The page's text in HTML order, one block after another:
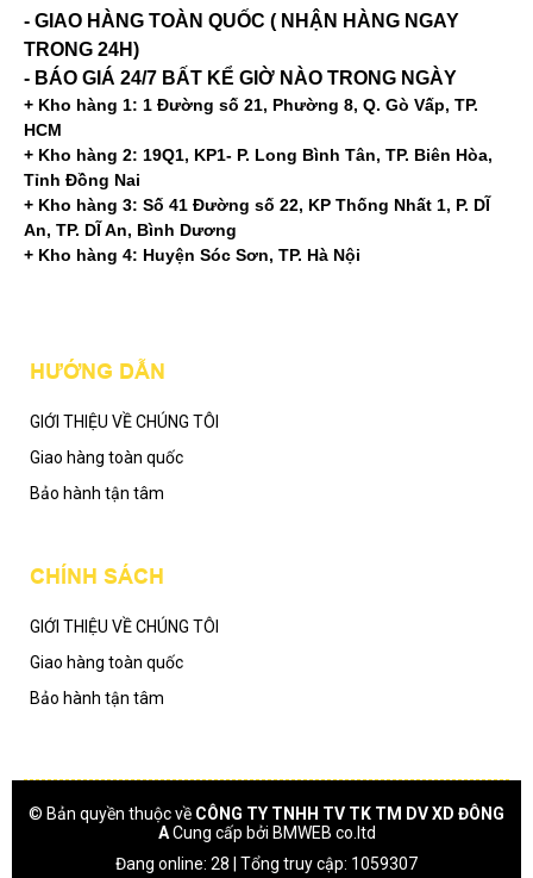
- GIAO HÀNG TOÀN QUỐC ( NHẬN HÀNG NGAY
TRONG 24H)
- BÁO GIÁ 24/7 BẤT KỂ GIỜ NÀO TRONG NGÀY
+ Kho hàng 1: 1 Đường số 21, Phường 8, Q. Gò Vấp, TP.
HCM
+ Kho hàng 2: 19Q1, KP1- P. Long Bình Tân, TP. Biên Hòa,
Tỉnh Đồng Nai
+ Kho hàng 3: Số 41 Đường số 22, KP Thống Nhất 1, P. DĨ
An, TP. DĨ An, Bình Dương
+ Kho hàng 4: Huyện Sóc Sơn, TP. Hà Nội
HƯỚNG DẪN
GIỚI THIỆU VỀ CHÚNG TÔI
Giao hàng toàn quốc
Bảo hành tận tâm
CHÍNH SÁCH
GIỚI THIỆU VỀ CHÚNG TÔI
Giao hàng toàn quốc
Bảo hành tận tâm
© Bản quyền thuộc về CÔNG TY TNHH TV TK TM DV XD ĐÔNG
ACung cấp bởi BMWEB co.ltd
Đang online: 28 | Tổng truy cập: 1059307